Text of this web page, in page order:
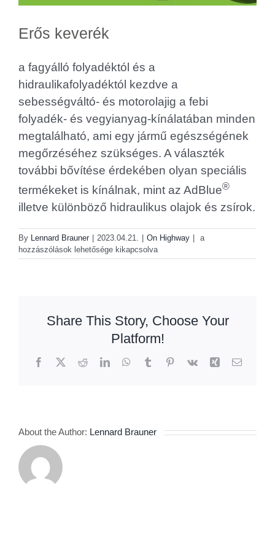
Erős keverék
a fagyálló folyadéktól és a
hidraulikafolyadéktól kezdve a
sebességváltó- és motorolajig a febi
folyadék- és vegyianyag-kínálatában minden
megtalálható, ami egy jármű egészségének
megőrzéséhez szükséges. A választék
további bővítése érdekében olyan speciális
termékeket is kínálnak, mint az AdBlue®
illetve különböző hidraulikus olajok és zsírok.
By Lennard Brauner 2023.04.21. On Highway
Erős
bejegyzéshez
a
hozzászólások lehetősége kikapcsolva
Share This Story, Choose Your
Platform!
Facebook
X RedditLinkedInWhatsApp
TumblrPinterest
Vk Xing Email
About the Author: Lennard Brauner